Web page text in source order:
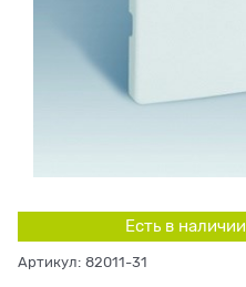
Есть в наличии
Артикул: 82011-31